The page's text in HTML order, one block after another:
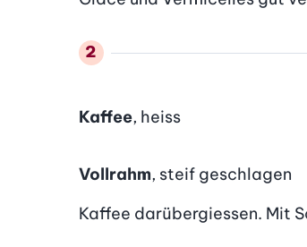
Kaffee, heiss
Vollrahm, steif geschlagen
Kaffee darübergiessen. Mit